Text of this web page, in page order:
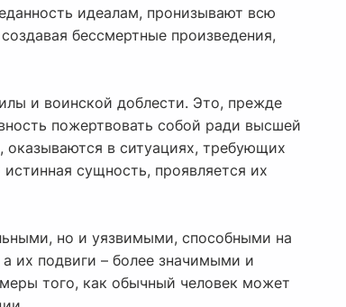
идеалам, пронизывают всю
бессмертные произведения,
и воинской доблести. Это, прежде
пожертвовать собой ради высшей
в ситуациях, требующих
сущность, проявляется их
но и уязвимыми, способными на
их подвиги – более значимыми и
того, как обычный человек может